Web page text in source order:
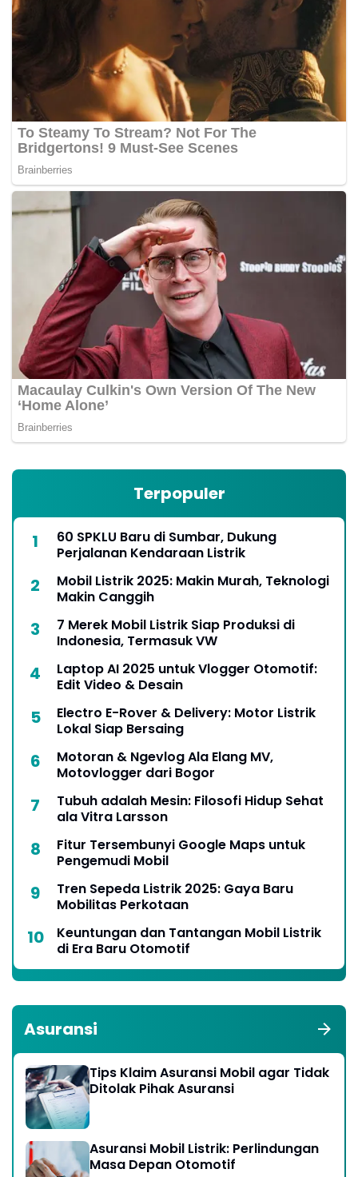
Terpopuler
60 SPKLU Baru di Sumbar, Dukung
Perjalanan Kendaraan Listrik
Mobil Listrik 2025: Makin Murah, Teknologi
Makin Canggih
7 Merek Mobil Listrik Siap Produksi di
Indonesia, Termasuk VW
Laptop AI 2025 untuk Vlogger Otomotif:
Edit Video & Desain
Electro E-Rover & Delivery: Motor Listrik
Lokal Siap Bersaing
Motoran & Ngevlog Ala Elang MV,
Motovlogger dari Bogor
Tubuh adalah Mesin: Filosofi Hidup Sehat
ala Vitra Larsson
Fitur Tersembunyi Google Maps untuk
Pengemudi Mobil
Tren Sepeda Listrik 2025: Gaya Baru
Mobilitas Perkotaan
Keuntungan dan Tantangan Mobil Listrik
di Era Baru Otomotif
Asuransi
Tips Klaim Asuransi Mobil agar Tidak
Ditolak Pihak Asuransi
Asuransi Mobil Listrik: Perlindungan
Masa Depan Otomotif